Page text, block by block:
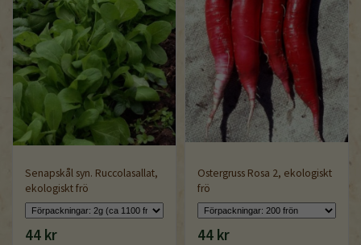
Senapskål syn. Ruccolasallat,
ekologiskt frö
44 kr
Ostergruss Rosa 2, ekologiskt
frö
44 kr